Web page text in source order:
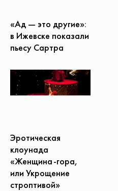
«Ад — это другие»:
в Ижевске показали
пьесу Сартра
Эротическая
клоунада
«Женщина-гора,
или Укрощение
строптивой»